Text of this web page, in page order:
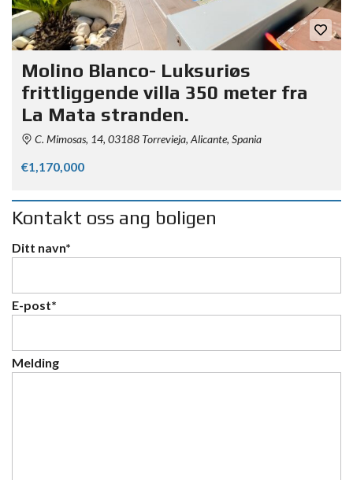
Molino Blanco- Luksuriøs
frittliggende villa 350 meter fra
La Mata stranden.
C. Mimosas, 14, 03188 Torrevieja, Alicante, Spania
€1,170,000
Kontakt oss ang boligen
Ditt navn*
E-post*
Melding